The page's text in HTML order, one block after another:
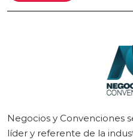
Negocios y Convenciones
líder y referente de la